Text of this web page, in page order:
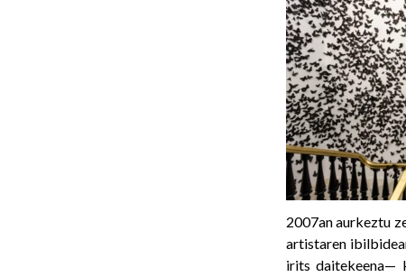
2007an aurkeztu
artistaren
irits daitekeena—